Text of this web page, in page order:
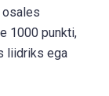
osales
1000 punkti,
liidriks ega